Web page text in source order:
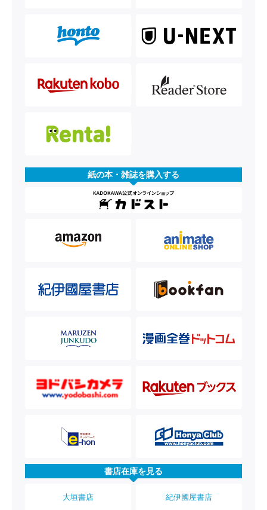
紙の本・雑誌を購入する
書店在庫を見る
大垣書店 紀伊國屋書店